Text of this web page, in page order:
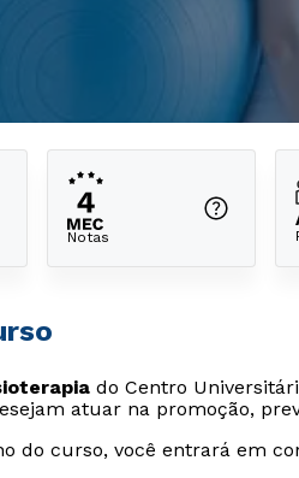
Notas
do Centro
atuar na promoção,
do curso, você entrará em